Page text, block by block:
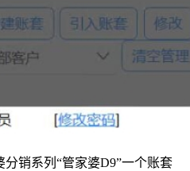
分销系列“管家婆D9”一个账套